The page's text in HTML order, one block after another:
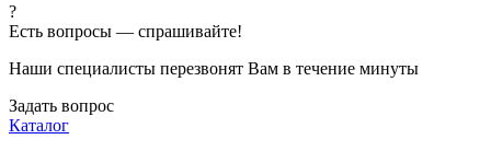
?
Есть вопросы — спрашивайте!
Наши специалисты перезвонят Вам в течение минуты
Задать вопрос
Каталог